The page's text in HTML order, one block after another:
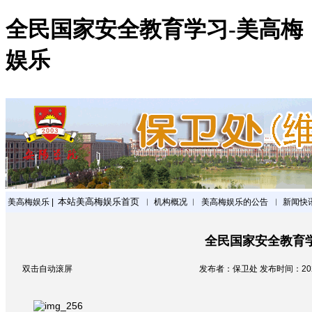
全民国家安全教育学习-美高梅
娱乐
美高梅娱乐 | 本站美高梅娱乐首页 ︱ 机构概况 ︱ 美高梅娱乐的公告 ︱ 新闻快
全民国家安全教育
双击自动滚屏 发布者：保卫处 发布时间：